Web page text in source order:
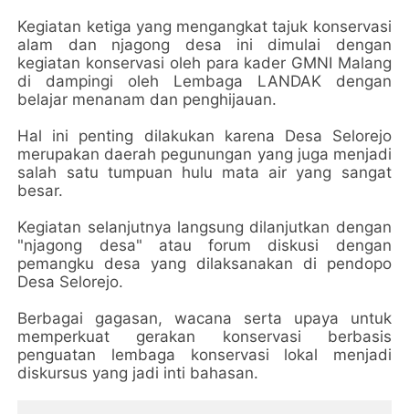
Kegiatan ketiga yang mengangkat tajuk konservasi
alam dan njagong desa ini dimulai dengan
kegiatan konservasi oleh para kader GMNI Malang
di dampingi oleh Lembaga LANDAK dengan
belajar menanam dan penghijauan.
Hal ini penting dilakukan karena Desa Selorejo
merupakan daerah pegunungan yang juga menjadi
salah satu tumpuan hulu mata air yang sangat
besar.
Kegiatan selanjutnya langsung dilanjutkan dengan
"njagong desa" atau forum diskusi dengan
pemangku desa yang dilaksanakan di pendopo
Desa Selorejo.
Berbagai gagasan, wacana serta upaya untuk
memperkuat gerakan konservasi berbasis
penguatan lembaga konservasi lokal menjadi
diskursus yang jadi inti bahasan.